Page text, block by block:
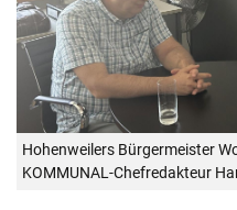
Hohenweilers Bürgermeister
KOMMUNAL-Chefredakteur